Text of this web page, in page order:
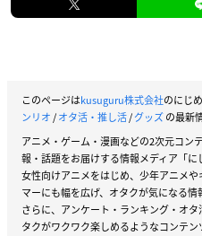
このページはkusuguru株式会社のにじ
ンリオ/オタ活・推し活/グッズの最新
アニメ・ゲーム・漫画などの2次元コン
報・話題をお届けする情報メディア「に
女性向けアニメをはじめ、少年アニメ
マーにも幅を広げ、オタクが気になる情
さらに、アンケート・ランキング・オ
タクがワクワク楽しめるようなコンテン